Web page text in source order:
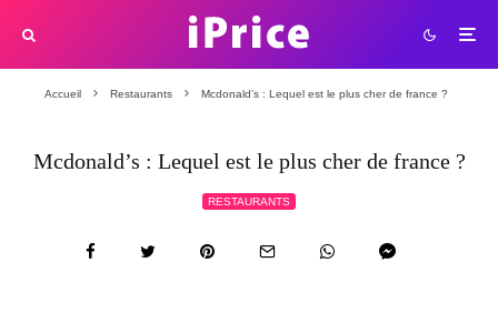
Accueil Restaurants Mcdonald’s : Lequel est le plus cher de france ?
Mcdonald’s : Lequel est le plus cher de france ?
RESTAURANTS